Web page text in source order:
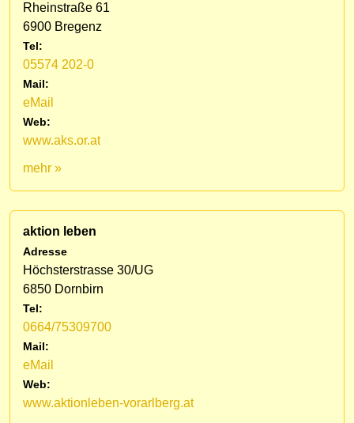
Rheinstraße 61
6900 Bregenz
Tel:
05574 202-0
Mail:
eMail
Web:
www.aks.or.at
mehr »
aktion leben
Adresse
Höchsterstrasse 30/UG
6850 Dornbirn
Tel:
0664/75309700
Mail:
eMail
Web:
www.aktionleben-vorarlberg.at